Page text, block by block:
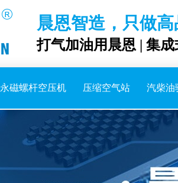
晨恩智造，只做
打气加油用晨恩 | 集
永磁螺杆空压机 压缩空气站 汽柴油